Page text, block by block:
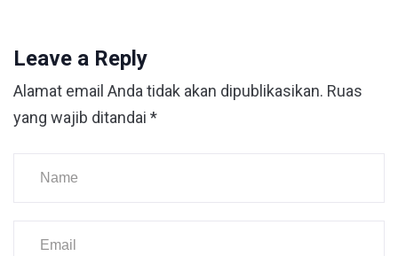
Leave a Reply
Alamat email Anda tidak akan dipublikasikan. Ruas
yang wajib ditandai *